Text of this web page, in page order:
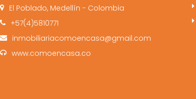
El Poblado, Medellín - Colombia
+57(4)5810771
inmobiliariacomoencasa@gmail.com
www.comoencasa.co